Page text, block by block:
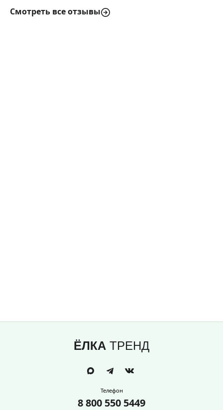
Смотреть все отзывы
ЁЛКА ТРЕНД
Телефон
8 800 550 5449